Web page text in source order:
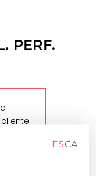
PERF.
ESCA